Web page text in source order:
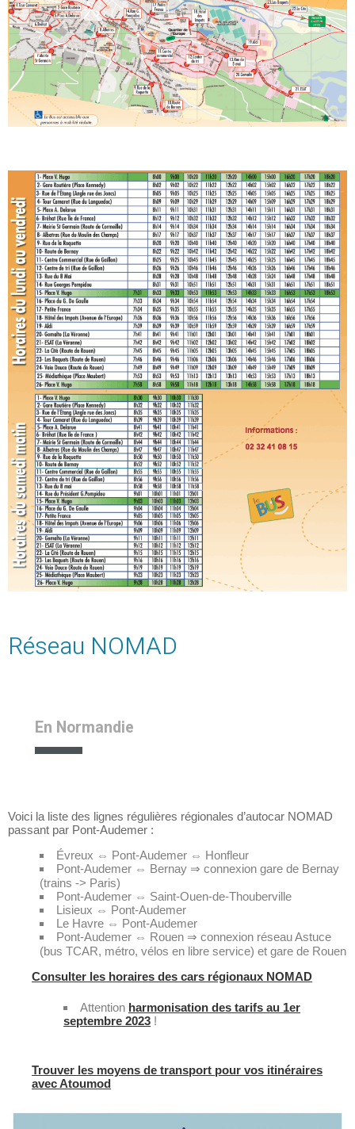
Réseau NOMAD
En Normandie
Voici la liste des lignes régulières régionales d’autocar NOMAD
passant par Pont-Audemer :
Évreux ⇔ Pont-Audemer ⇔ Honfleur
Pont-Audemer ⇔ Bernay ⇒ connexion gare de Bernay
(trains -> Paris)
Pont-Audemer ⇔ Saint-Ouen-de-Thouberville
Lisieux ⇔ Pont-Audemer
Le Havre ⇔ Pont-Audemer
Pont-Audemer ⇔ Rouen ⇒ connexion réseau Astuce
(bus TCAR, métro, vélos en libre service) et gare de Rouen
Consulter les horaires des cars régionaux NOMAD
Attention harmonisation des tarifs au 1er
septembre 2023 !
Trouver les moyens de transport pour vos itinéraires
avec Atoumod